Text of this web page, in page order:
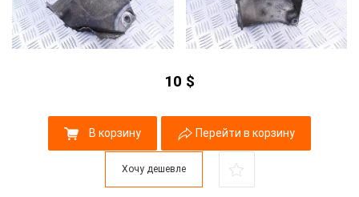
10 $
В корзину Перейти в корзину
Хочу дешевле